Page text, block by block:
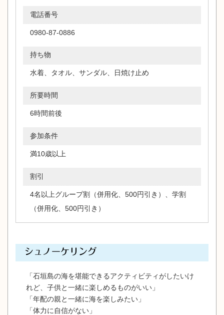
電話番号
0980-87-0886
持ち物
水着、タオル、サンダル、日焼け止め
所要時間
6時間前後
参加条件
満10歳以上
割引
4名以上グループ割（併用化、500円引き）、学割
（併用化、500円引き）
シュノーケリング
「石垣島の海を堪能できるアクティビティがしたいけ
れど、子供と一緒に楽しめるものがいい」
「年配の親と一緒に海を楽しみたい」
「体力に自信がない」